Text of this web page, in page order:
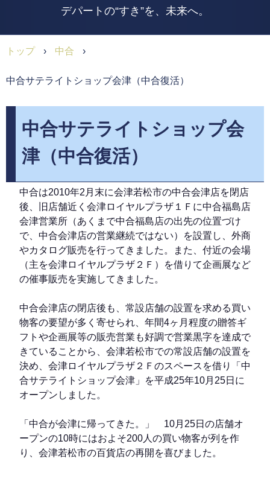
デパートの“すき”を、未来へ。
トップ › 中合 ›
中合サテライトショップ会津（中合復活）
中合サテライトショップ会
津（中合復活）
中合は2010年2月末に会津若松市の中合会津店を閉店
後、旧店舗近く会津ロイヤルプラザ１Ｆに中合福島店
会津営業所（あくまで中合福島店の出先の位置づけ
で、中合会津店の営業継続ではない）を設置し、外商
やカタログ販売を行ってきました。また、付近の会場
（主を会津ロイヤルプラザ２Ｆ）を借りて企画展など
の催事販売を実施してきました。
中合会津店の閉店後も、常設店舗の設置を求める買い
物客の要望が多く寄せられ、年間4ヶ月程度の贈答ギ
フトや企画展等の販売営業も好調で営業黒字を達成で
きていることから、会津若松市での常設店舗の設置を
決め、会津ロイヤルプラザ２Ｆのスペースを借り「中
合サテライトショップ会津」を平成25年10月25日に
オープンしました。
「中合が会津に帰ってきた。」 10月25日の店舗オ
ープンの10時にはおよそ200人の買い物客が列を作
り、会津若松市の百貨店の再開を喜びました。